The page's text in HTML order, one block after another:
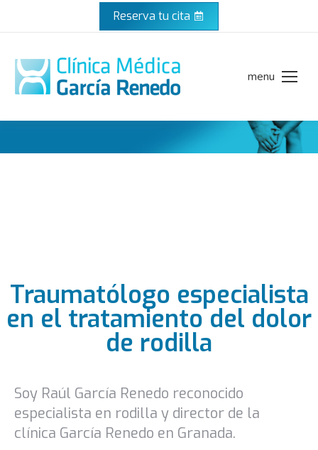
Reserva tu cita
menu
Traumatólogo especialista
en el tratamiento del dolor
de rodilla
Soy Raúl García Renedo reconocido
especialista en rodilla y director de la
clínica García Renedo en Granada.